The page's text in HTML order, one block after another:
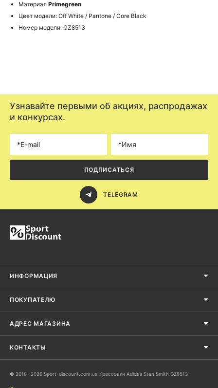
Материал Primegreen
Цвет модели: Off White / Pantone / Core Black
Номер модели: GZ8513
Узнавайте первыми об акциях, распродажах
и конкурсах.
ПОДПИСАТЬСЯ
TELEGRAM
ИНФОРМАЦИЯ
ПОКУПАТЕЛЮ
АДРЕС МАГАЗИНА
КОНТАКТЫ
© 2018- 2026 Sport-discount.com.ua Кроссовки Adidas Stan Smith GZ8513